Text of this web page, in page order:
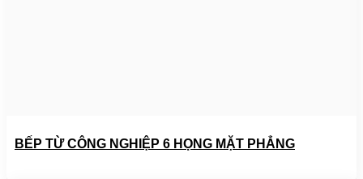
BẾP TỪ CÔNG NGHIỆP 6 HỌNG MẶT PHẲNG